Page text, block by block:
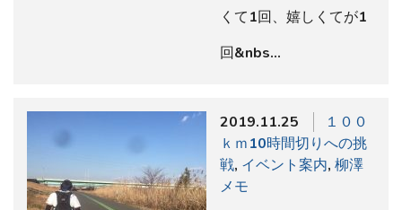
くて1回、嬉しくてが1
回&nbs…
2019.11.25
１００
ｋｍ10時間切りへの挑
戦, イベント案内, 柳澤
メモ